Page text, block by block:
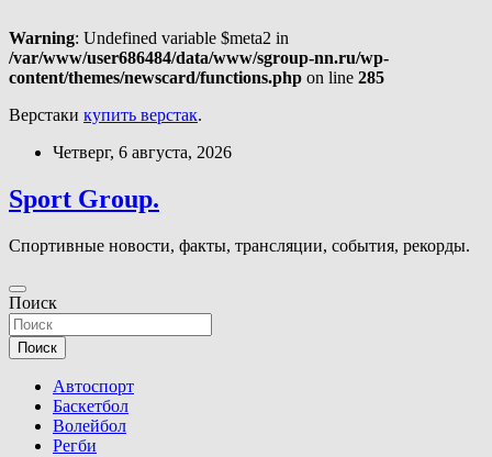
Warning: Undefined variable $meta2 in
/var/www/user686484/data/www/sgroup-nn.ru/wp-
content/themes/newscard/functions.php on line 285
Верстаки купить верстак.
Перейти
содержимому
Четверг, 6 августа, 2026
Sport Group.
Спортивные новости, факты, трансляции, события, рекорды.
Поиск
Поиск
Автоспорт
Баскетбол
Волейбол
Регби